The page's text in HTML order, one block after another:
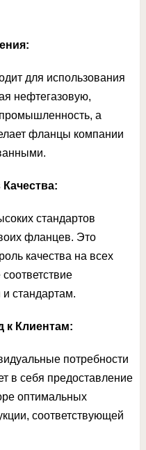
для использования
нефтегазовую,
а
фланцы компании
стандартов
фланцев. Это
качества на всех
стандартам.
к Клиентам:
потребности
в себя предоставление
оптимальных
соответствующей